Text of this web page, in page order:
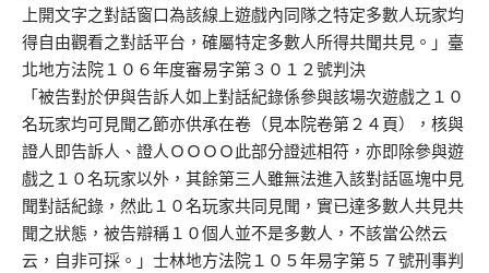
上開文字之對話窗口為該線上遊戲內同隊之特定多數人玩家均
得自由觀看之對話平台，確屬特定多數人所得共聞共見。」臺
北地方法院１０６年度審易字第３０１２號判決
「被告對於伊與告訴人如上對話紀錄係參與該場次遊戲之１０
名玩家均可見聞乙節亦供承在卷（見本院卷第２４頁），核與
證人即告訴人、證人ＯＯＯＯ此部分證述相符，亦即除參與遊
戲之１０名玩家以外，其餘第三人雖無法進入該對話區塊中見
聞對話紀錄，然此１０名玩家共同見聞，實已達多數人共見共
聞之狀態，被告辯稱１０個人並不是多數人，不該當公然云
云，自非可採。」士林地方法院１０５年易字第５７號刑事判